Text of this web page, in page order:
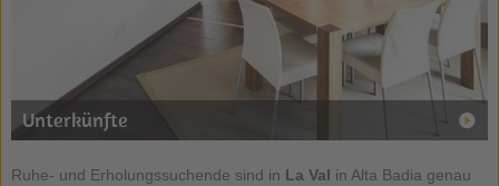
Unterkünfte
Ruhe- und Erholungssuchende sind in La Val in Alta Badia genau